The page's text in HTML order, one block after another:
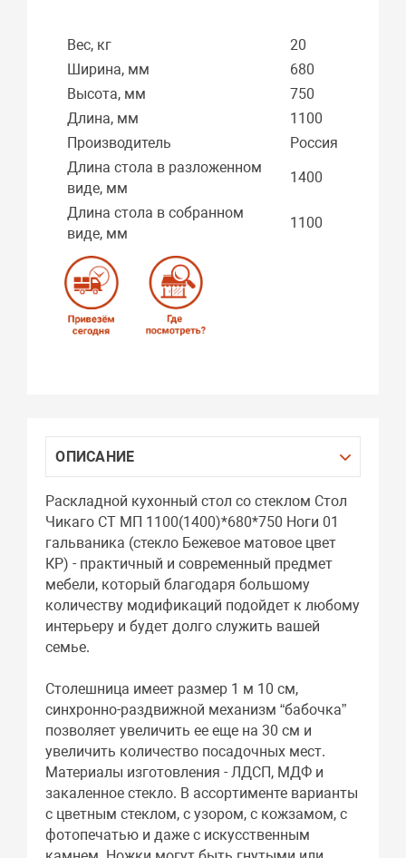
Вес, кг
20
Ширина, мм
680
Высота, мм
750
Длина, мм
1100
Производитель
Россия
Длина стола в разложенном
виде, мм
1400
Длина стола в собранном
виде, мм
1100
ОПИСАНИЕ
Раскладной кухонный стол со стеклом Стол
Чикаго СТ МП 1100(1400)*680*750 Ноги 01
гальваника (стекло Бежевое матовое цвет
КР) - практичный и современный предмет
мебели, который благодаря большому
количеству модификаций подойдет к любому
интерьеру и будет долго служить вашей
семье.
Столешница имеет размер 1 м 10 см,
синхронно-раздвижной механизм “бабочка”
позволяет увеличить ее еще на 30 см и
увеличить количество посадочных мест.
Материалы изготовления - ЛДСП, МДФ и
закаленное стекло. В ассортименте варианты
с цветным стеклом, с узором, с кожзамом, с
фотопечатью и даже с искусственным